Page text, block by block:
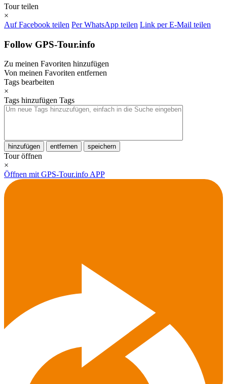
Tour teilen
×
Auf Facebook teilen Per WhatsApp teilen Link per E-Mail teilen
Follow GPS-Tour.info
Zu meinen Favoriten hinzufügen
Von meinen Favoriten entfernen
Tags bearbeiten
×
Tags hinzufügen Tags
hinzufügen entfernen speichern
Tour öffnen
×
Öffnen mit GPS-Tour.info APP